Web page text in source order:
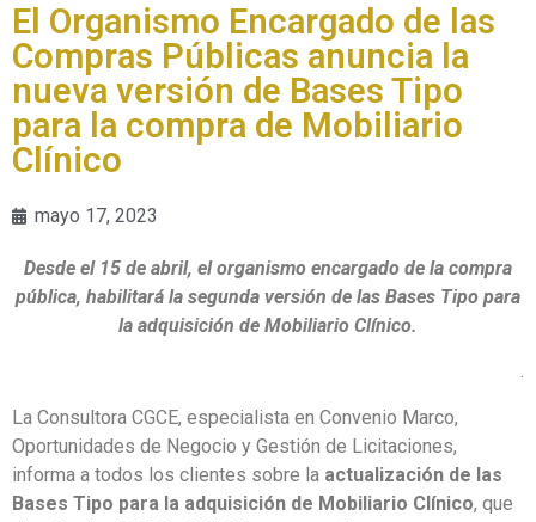
El Organismo Encargado de las
Compras Públicas anuncia la
nueva versión de Bases Tipo
para la compra de Mobiliario
Clínico
mayo 17, 2023
Desde el 15 de abril, el organismo encargado de la compra
pública, habilitará la segunda versión de las Bases Tipo para
la adquisición de Mobiliario Clínico.
.
La Consultora CGCE, especialista en Convenio Marco,
Oportunidades de Negocio y Gestión de Licitaciones,
informa a todos los clientes sobre la actualización de las
Bases Tipo para la adquisición de Mobiliario Clínico, que